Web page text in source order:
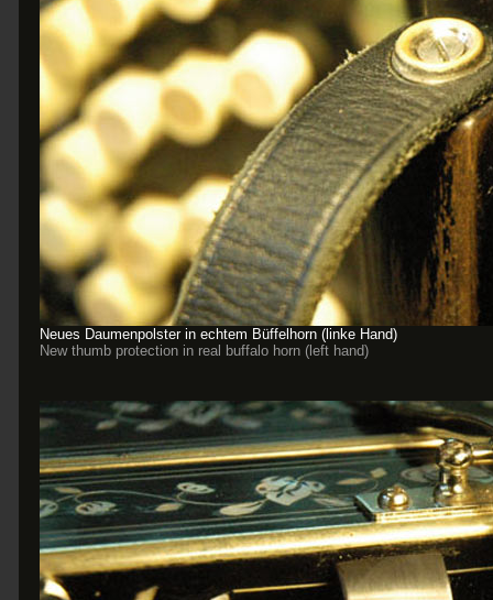
Neues Daumenpolster in echtem Büffelhorn (linke Hand)
New thumb protection in real buffalo horn (left hand)